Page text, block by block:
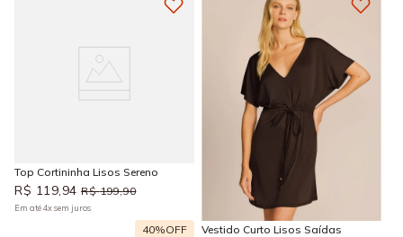
Top Cortininha Lisos Sereno
R$ 119,94 R$ 199,90
Em até4xsem juros
40%OFF Vestido Curto Lisos Saídas